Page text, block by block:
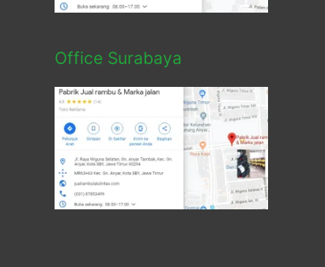
Office Surabaya